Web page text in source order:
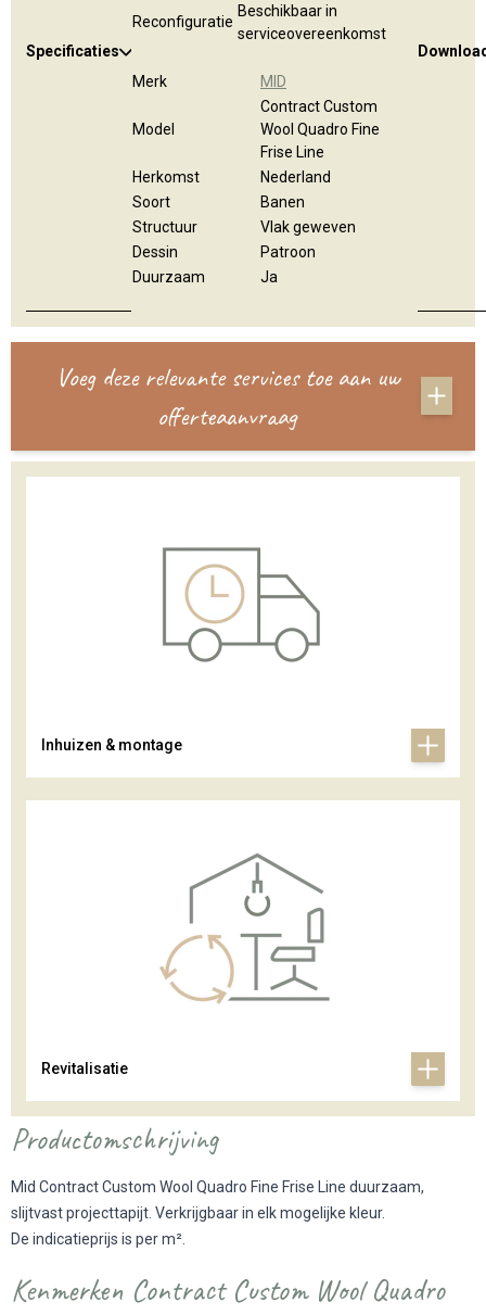
Specificaties
Reconfiguratie
Beschikbaar in
serviceovereenkomst
Merk MID
Model
Contract Custom
Wool Quadro Fine
Frise Line
Herkomst
Nederland
Soort
Banen
Structuur
Vlak geweven
Dessin
Patroon
Duurzaam
Ja
Voeg deze relevante services toe aan uw
offerteaanvraag
Inhuizen & montage
Revitalisatie
Productomschrijving
Mid Contract Custom Wool Quadro Fine Frise Line duurzaam,
slijtvast projecttapijt. Verkrijgbaar in elk mogelijke kleur.
De indicatieprijs is per m².
Kenmerken Contract Custom Wool Quadro